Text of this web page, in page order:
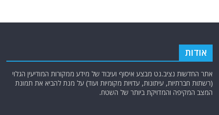
אודות
אתר החדשות נציב.נט מבצע איסוף ועיבוד של מידע ממקורות המודיעין הגלוי
(רשתות חברתיות, עיתונות, עדויות מקומיות ועוד) על מנת להביא את תמונת
המצב המקיפה והמדויקת ביותר של השטח.